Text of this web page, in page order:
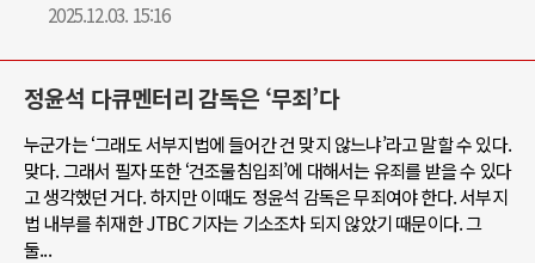
2025.12.03. 15:16
정윤석 다큐멘터리 감독은 ‘무죄’다
누군가는 ‘그래도 서부지법에 들어간 건 맞지 않느냐’라고 말할 수 있다.
맞다. 그래서 필자 또한 ‘건조물침입죄’에 대해서는 유죄를 받을 수 있다
고 생각했던 거다. 하지만 이때도 정윤석 감독은 무죄여야 한다. 서부지
법 내부를 취재한 JTBC 기자는 기소조차 되지 않았기 때문이다. 그
둘...